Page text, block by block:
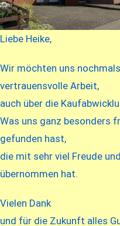
Liebe Heike,
Wir möchten uns
vertrauensvolle Arbeit,
auch über die
Was uns ganz besonders
gefunden hast,
die mit sehr viel Freude
übernommen hat.
Vielen Dank
und für die Zukunft alles